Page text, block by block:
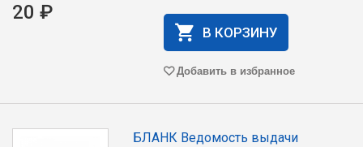
20 ₽
В КОРЗИНУ
Добавить в избранное
БЛАНК Ведомость выдачи